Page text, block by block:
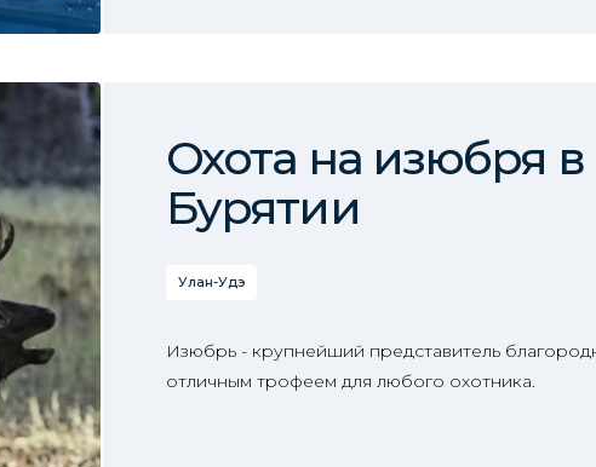
Охота на изюбря в
Бурятии
Улан-Удэ
Изюбрь - крупнейший представитель
отличным трофеем для любого охотника.